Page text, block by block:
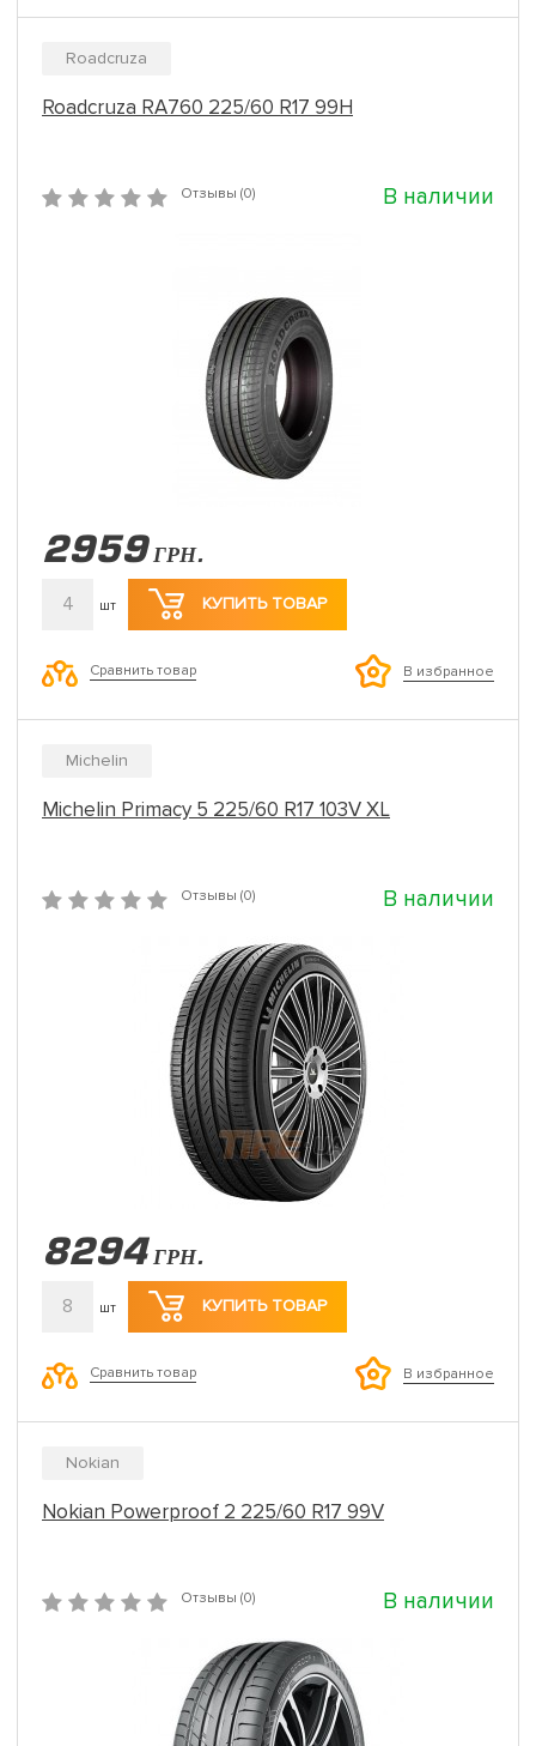
Roadcruza
Roadcruza RA760 225/60 R17 99H
Отзывы (0) В наличии
2959 ГРН.
4 шт КУПИТЬ ТОВАР
Сравнить товар В избранное
Michelin
Michelin Primacy 5 225/60 R17 103V XL
Отзывы (0) В наличии
8294 ГРН.
8 шт КУПИТЬ ТОВАР
Сравнить товар В избранное
Nokian
Nokian Powerproof 2 225/60 R17 99V
Отзывы (0) В наличии